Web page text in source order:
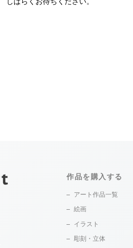
作品を購入する
アート作品一覧
絵画
イラスト
彫刻・立体